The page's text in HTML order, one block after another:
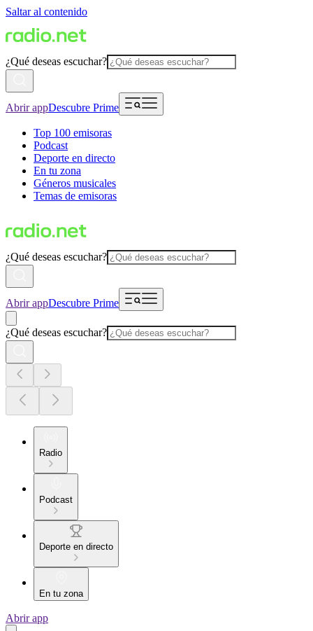
Saltar al contenido
¿Qué deseas escuchar?
Abrir appDescubre Prime
Top 100 emisoras
Podcast
Deporte en directo
En tu zona
Géneros musicales
Temas de emisoras
¿Qué deseas escuchar?
Abrir appDescubre Prime
¿Qué deseas escuchar?
Radio
Podcast
Deporte en directo
En tu zona
Abrir app